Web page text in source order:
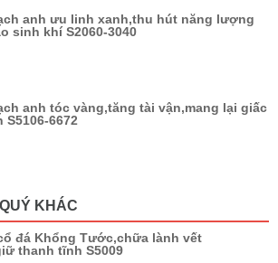
anh ưu linh xanh,thu hút năng lượng
sinh khí S2060-3040
anh tóc vàng,tăng tài vận,mang lại giấc
S5106-6672
KHÁC
đá Khổng Tước,chữa lành vết
thanh tĩnh S5009